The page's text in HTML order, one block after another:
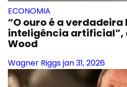
ECONOMIA
“O ouro é a verdadeira
inteligência artificial”,
Wood
Wagner Riggsjan 31, 2026